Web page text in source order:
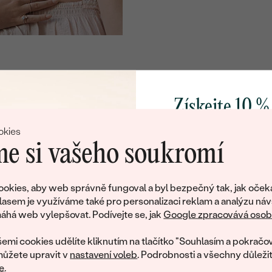
si vašeho soukromí
aby web správně fungoval a byl bezpečný tak, jak
je využíváme také pro personalizaci reklam a analýzu
web vylepšovat. Podívejte se, jak Google zpracovává
cookies udělíte kliknutím na tlačítko "Souhlasím a
upravit v nastavení voleb. Podrobnosti a všechny
.
Litujeme, ale tento šperk si už své majitele našel
množství podobných produktů. Pokud chcete být
šperku, zanechte nám svůj e-mail.
Získejte 10
poctivě vyráběných
Jako dárek na
zašleme slevový kód